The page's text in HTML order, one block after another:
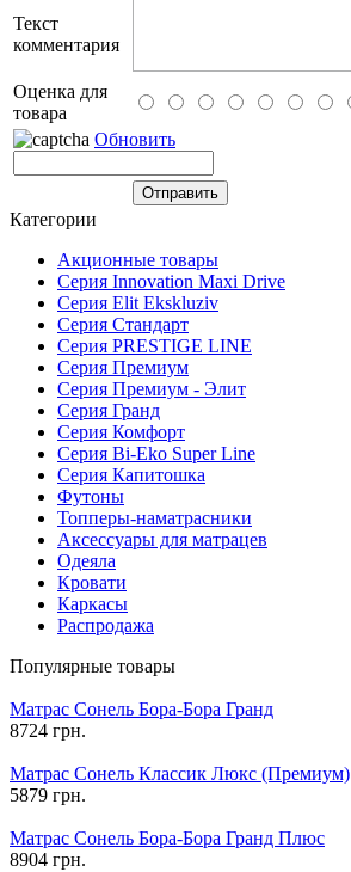
Текст
комментария
Оценка для
товара
Обновить
Категории
Акционные товары
Серия Innovation Maxi Drive
Серия Elit Ekskluziv
Серия Стандарт
Серия PRESTIGE LINE
Серия Премиум
Серия Премиум - Элит
Серия Гранд
Серия Комфорт
Серия Bi-Eko Super Line
Серия Капитошка
Футоны
Топперы-наматрасники
Аксессуары для матрацев
Одеяла
Кровати
Каркасы
Распродажа
Популярные товары
Матрас Сонель Бора-Бора Гранд
8724 грн.
Матрас Сонель Классик Люкс (Премиум)
5879 грн.
Матрас Сонель Бора-Бора Гранд Плюс
8904 грн.